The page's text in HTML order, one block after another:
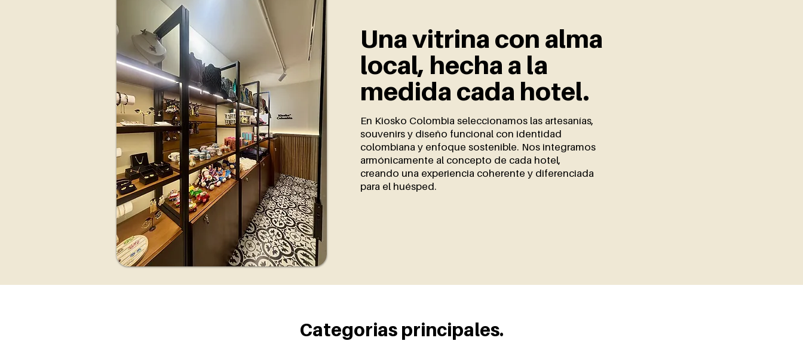
Una vitrina con alma
local, hecha a la
medida cada hotel.
En Kiosko Colombia seleccionamos las artesanías,
souvenirs y diseño funcional con identidad
colombiana y enfoque sostenible. Nos integramos
armónicamente al concepto de cada hotel,
creando una experiencia coherente y diferenciada
para el huésped.
Categorias principales.